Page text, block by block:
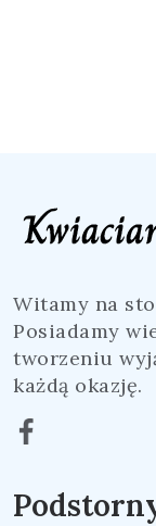
Witamy na
Posiadamy
tworzeniu
każdą okazję.